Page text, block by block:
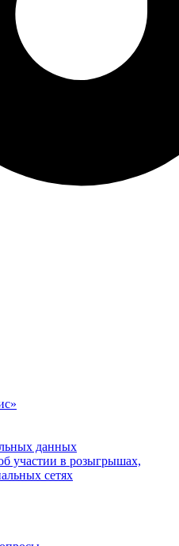
данных
участии в розыгрышах,
сетях